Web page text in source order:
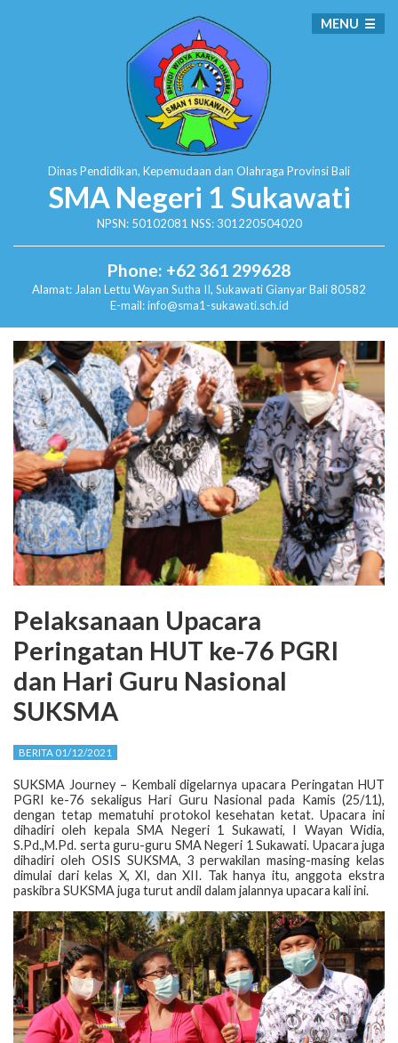
Dinas Pendidikan, Kepemudaan dan Olahraga Provinsi Bali
SMA Negeri 1 Sukawati
NPSN: 50102081 NSS: 301220504020
Phone: +62 361 299628
Alamat: Jalan Lettu Wayan Sutha II, SukawatiGianyar Bali 80582
E-mail: info@sma1-sukawati.sch.id
MENU
Pelaksanaan Upacara
Peringatan HUT ke-76 PGRI
dan Hari Guru Nasional
SUKSMA
BERITA 01/12/2021
SUKSMA Journey – Kembali digelarnya upacara Peringatan HUT
PGRI ke-76 sekaligus Hari Guru Nasional pada Kamis (25/11),
dengan tetap mematuhi protokol kesehatan ketat. Upacara ini
dihadiri oleh kepala SMA Negeri 1 Sukawati, I Wayan Widia,
S.Pd.,M.Pd. serta guru-guru SMA Negeri 1 Sukawati. Upacara juga
dihadiri oleh OSIS SUKSMA, 3 perwakilan masing-masing kelas
dimulai dari kelas X, XI, dan XII. Tak hanya itu, anggota ekstra
paskibra SUKSMA juga turut andil dalam jalannya upacara kali ini.